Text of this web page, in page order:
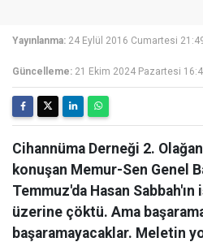
Yayınlanma: 24 Eylül 2016 Cumartesi
Güncelleme: 21 Ekim 2024 Pazartesi
Cihannüma Derneği 2.
konuşan Memur-Sen Genel
Temmuz'da Hasan
üzerine çöktü. Ama
başaramayacaklar. Meletin